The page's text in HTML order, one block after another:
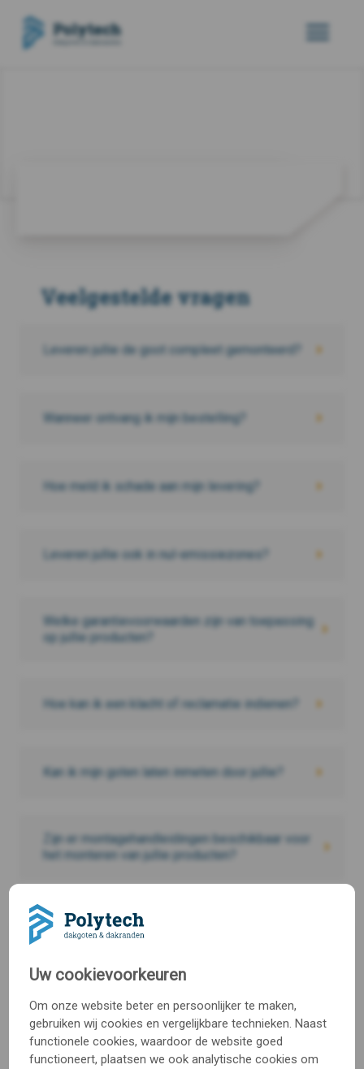
Veelgestelde vragen
Leveren jullie de goot compleet gemonteerd?
Wanneer ontvang ik mijn bestelling?
Hoe meld ik schade aan mijn levering?
Leveren jullie ook in nul-emissiezones?
Welke garantievoorwaarden zijn van toepassing
op jullie producten?
Hoe kan ik een klacht of reclamatie indienen?
Kan ik mijn goten laten inmeten door jullie?
Zijn er montagehandleidingen beschikbaar voor
het monteren van jullie producten?
Wat moet ik doen als mijn levering niet
compleet is?
Wat is de levertijd op dit moment?
Uw cookievoorkeuren
Om onze website beter en persoonlijker te maken,
gebruiken wij cookies en vergelijkbare technieken. Naast
functionele cookies, waardoor de website goed
functioneert, plaatsen we ook analytische cookies om